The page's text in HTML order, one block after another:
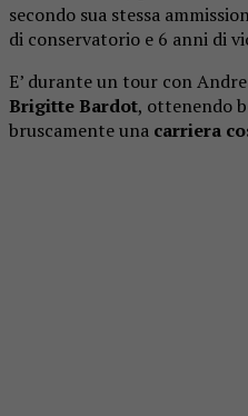
secondo sua stessa
di conservatorio e 6 anni di
E’ durante un tour con
Brigitte Bardot, ottenendo
bruscamente una carriera